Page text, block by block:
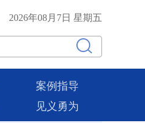
2026年08月7日 星期五
案例指导
见义勇为